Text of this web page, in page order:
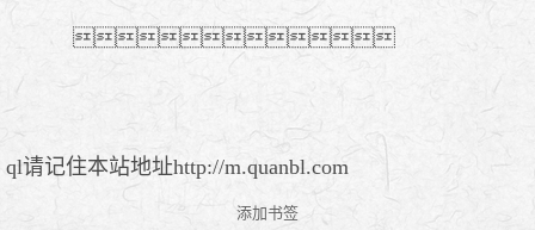

ql请记住本站地址http://m.quanbl.com
添加书签